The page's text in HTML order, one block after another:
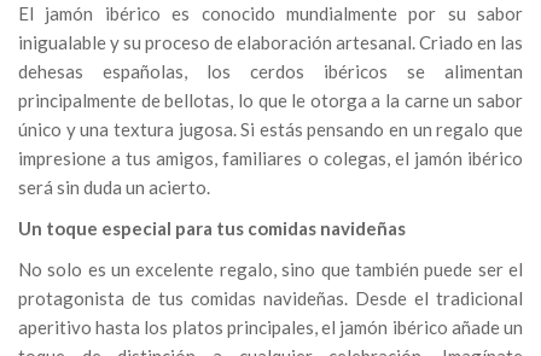
El jamón ibérico es conocido mundialmente por su sabor
inigualable y su proceso de elaboración artesanal. Criado en las
dehesas españolas, los cerdos ibéricos se alimentan
principalmente de bellotas, lo que le otorga a la carne un sabor
único y una textura jugosa. Si estás pensando en un regalo que
impresione a tus amigos, familiares o colegas, el jamón ibérico
será sin duda un acierto.
Un toque especial para tus comidas navideñas
No solo es un excelente regalo, sino que también puede ser el
protagonista de tus comidas navideñas. Desde el tradicional
aperitivo hasta los platos principales, el jamón ibérico añade un